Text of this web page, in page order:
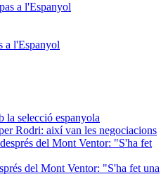
a l'Espanyol
Rodri: així van les negociacions
del Mont Ventor: "S'ha fet una